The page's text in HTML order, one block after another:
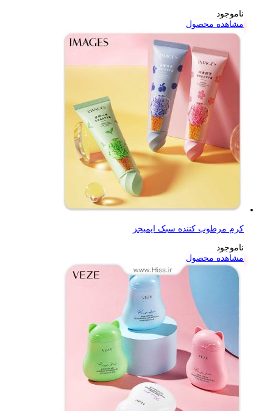
ناموجود
مشاهده محصول
کرم مرطوب کننده سبک ایمیجز
ناموجود
مشاهده محصول